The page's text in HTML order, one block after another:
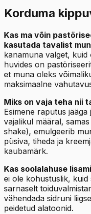
Korduma
Kas ma võin
kasutada tavalist
kanamuna valget,
huvides on
et muna oleks
maksimaalne
Miks on vaja teha nii
Esimene raputus
vajalikul määral,
shake), emulgeerib
püsiva, tiheda ja
kaubamärk.
Kas soolalahuse
ei ole kohustuslik, kuid
sarnaselt
vähendada sidruni
peidetud alatoonid.